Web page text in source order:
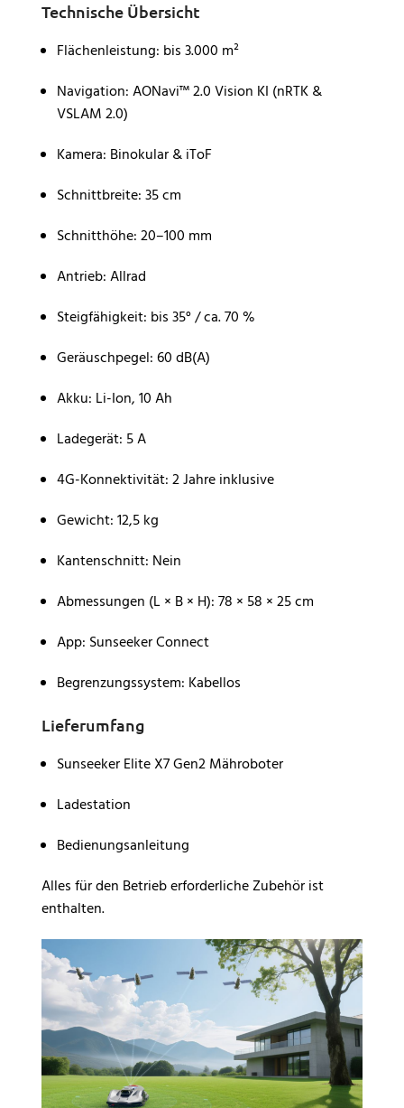
Technische Übersicht
Flächenleistung: bis 3.000 m²
Navigation: AONavi™ 2.0 Vision KI (nRTK &
VSLAM 2.0)
Kamera: Binokular & iToF
Schnittbreite: 35 cm
Schnitthöhe: 20–100 mm
Antrieb: Allrad
Steigfähigkeit: bis 35° / ca. 70 %
Geräuschpegel: 60 dB(A)
Akku: Li-Ion, 10 Ah
Ladegerät: 5 A
4G-Konnektivität: 2 Jahre inklusive
Gewicht: 12,5 kg
Kantenschnitt: Nein
Abmessungen (L × B × H): 78 × 58 × 25 cm
App: Sunseeker Connect
Begrenzungssystem: Kabellos
Lieferumfang
Sunseeker Elite X7 Gen2 Mähroboter
Ladestation
Bedienungsanleitung
Alles für den Betrieb erforderliche Zubehör ist
enthalten.